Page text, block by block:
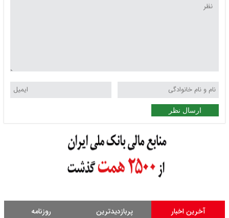
ارسال نظر
آخرین اخبار پربازدیدترین روزنامه